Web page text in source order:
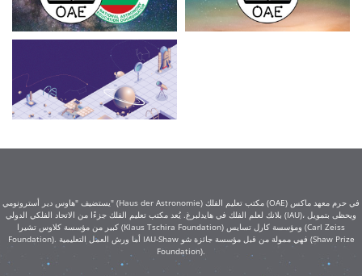
يستضيف "هاوس دير أسترونومي" (Haus der Astronomie) مكتب تعليم الفلك (OAE) في حرم معهد ماكس
بلانك لعلم الفلك في هايدلبرغ. يُعد مكتب تعليم الفلك جزءًا من الاتحاد الفلكي الدولي (IAU)، ويحظى بتمويل
كبير من مؤسسة كلاوس تشيرا (Klaus Tschira Foundation) ومؤسسة كارل تسايس (Carl Zeiss
Foundation). أما ورش العمل التعليمية IAU-Shaw فهي ممولة من قبل مؤسسة جائزة شو (Shaw Prize
Foundation).